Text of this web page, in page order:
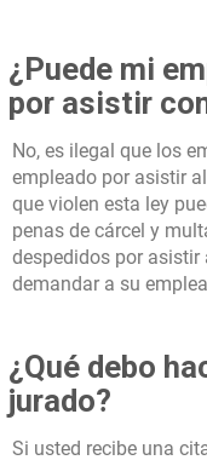
¿Puede mi
por asistir
No, es ilegal que los
empleado por asistir
que violen esta ley
penas de cárcel y
despedidos por asistir
demandar a su
¿Qué debo
jurado?
Si usted recibe una